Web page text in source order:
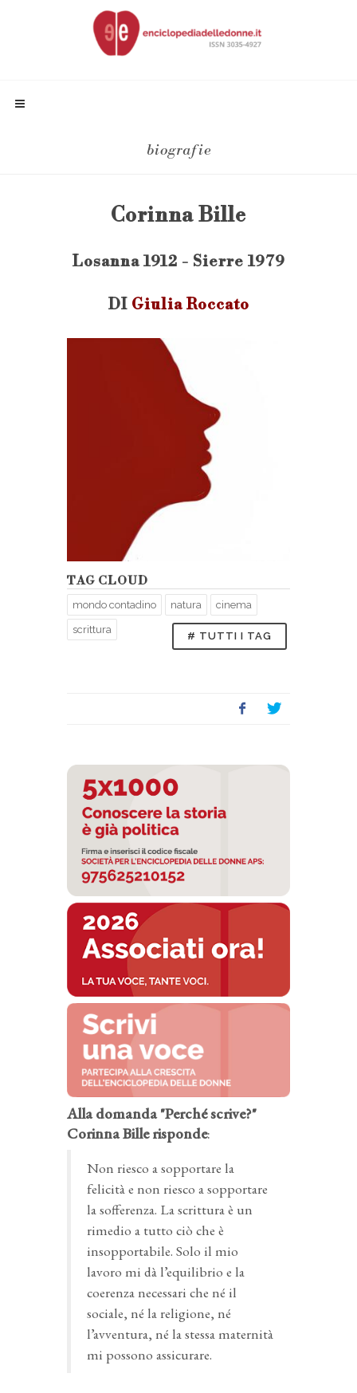
biografie
Corinna Bille
Losanna 1912 - Sierre 1979
DI Giulia Roccato
TAG CLOUD
mondo contadino natura cinema
scrittura
# TUTTI I TAG
Alla domanda "Perché scrive?"
Corinna Bille risponde:
Non riesco a sopportare la
felicità e non riesco a sopportare
la sofferenza. La scrittura è un
rimedio a tutto ciò che è
insopportabile. Solo il mio
lavoro mi dà l’equilibrio e la
coerenza necessari che né il
sociale, né la religione, né
l’avventura, né la stessa maternità
mi possono assicurare.